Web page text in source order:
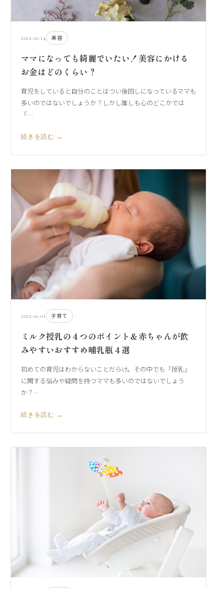
2022.02.14 美容
ママになっても綺麗でいたい！美容にかける
お金はどのくらい？
育児をしていると自分のことはつい後回しになっているママも
多いのではないでしょうか？しかし誰しも心のどこかでは
「…
続きを読む →
2022.02.01 子育て
ミルク授乳の４つのポイント＆赤ちゃんが飲
みやすいおすすめ哺乳瓶４選
初めての育児はわからないことだらけ。その中でも「授乳」
に関する悩みや疑問を持つママも多いのではないでしょう
か？…
続きを読む →